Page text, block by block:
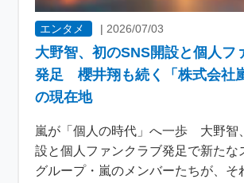
エンタメ |2026/07/03
大野智、初のSNS開設と個人フ
発足 櫻井翔も続く「株式会社
の現在地
嵐が「個人の時代」へ一歩 大野智
設と個人ファンクラブ発足で新たな
グループ・嵐のメンバーたちが、そ